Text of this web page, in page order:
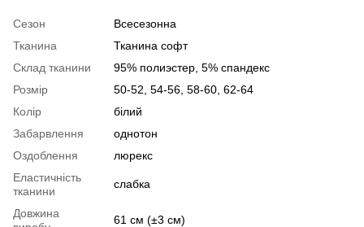
Сезон
Всесезонна
Тканина
Тканина софт
Склад тканини
95% полиэстер, 5% спандекс
Розмір
50-52, 54-56, 58-60, 62-64
Колір
білий
Забарвлення
однотон
Оздоблення
люрекс
Еластичність
тканини
слабка
Довжина
61 см (±3 см)